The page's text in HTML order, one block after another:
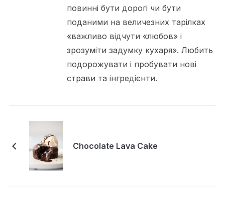
повинні бути дорогі чи бути
поданими на величезних тарілках
«важливо відчути «любов» і
зрозуміти задумку кухаря». Любить
подорожувати і пробувати нові
страви та інгредієнти.
Chocolate Lava Cake